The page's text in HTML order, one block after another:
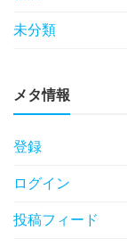
未分類
メタ情報
登録
ログイン
投稿フィード